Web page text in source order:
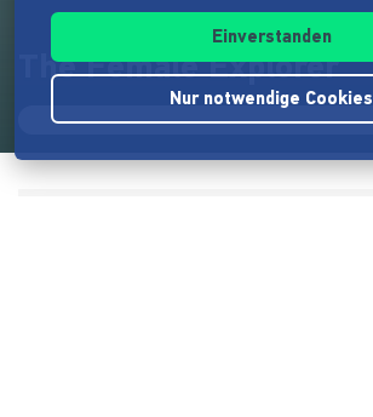
The Female Explorer
Einverstanden
Nur notwendige Cookies